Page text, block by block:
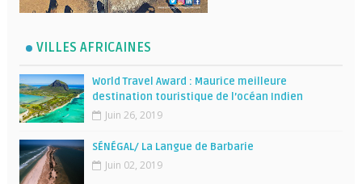
VILLES AFRICAINES
World Travel Award : Maurice meilleure
destination touristique de l’océan Indien
Juin 26, 2019
SÉNÉGAL/ La Langue de Barbarie
Juin 02, 2019